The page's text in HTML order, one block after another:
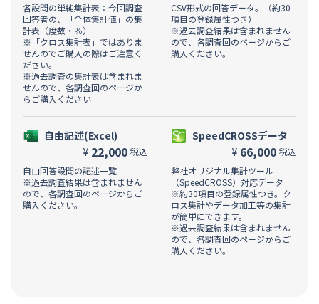
各設問の単純集計表：今回調査
回答者の、「全体集計値」の集
計表（度数・％）
※「クロス集計表」ではありま
せんのでご購入の際はご注意く
ださい。
※過去調査の集計表は含まれま
せんので、各調査回のページか
らご購入ください
自由記述(Excel)
¥ 22,000 税込
自由回答設問の記述一覧
※過去調査結果は含まれません
ので、各調査回のページからご
購入ください。
CSV形式の回答データ。（約30
項目の登録属性つき）
※過去調査結果は含まれません
ので、各調査回のページからご
購入ください。
SpeedCROSSデータ
¥ 66,000 税込
弊社オリジナル集計ツール
（SpeedCROSS）対応データ
※約30項目の登録属性つき。ク
ロス集計やデータ加工等の集計
が簡単にできます。
※過去調査結果は含まれません
ので、各調査回のページからご
購入ください。